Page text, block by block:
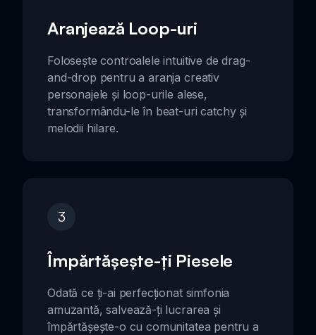
Aranjează Loop-uri
Folosește controalele intuitive de drag-
and-drop pentru a aranja creativ
personajele și loop-urile alese,
transformându-le în beat-uri catchy și
melodii hilare.
3
Împărtășește-ți Piesele
Odată ce ți-ai perfecționat simfonia
amuzantă, salvează-ți lucrarea și
împărtășește-o cu comunitatea pentru a